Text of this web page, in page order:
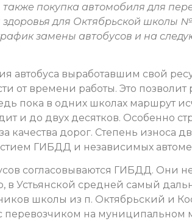
покупка автомобиля для
для Октябрьской школы
замены автобусов и на
автобуса выработавшим свой
от времени работы. Это
пока в одних школах маршрут
и до двух десятков. Особенно
качества дорог. Степень износа
ГИБДД и независимых
согласовываются ГИБДД. Они
в Устьянской средней самый
школы из п. Октябрьский и
перевозчиком на муниципальном